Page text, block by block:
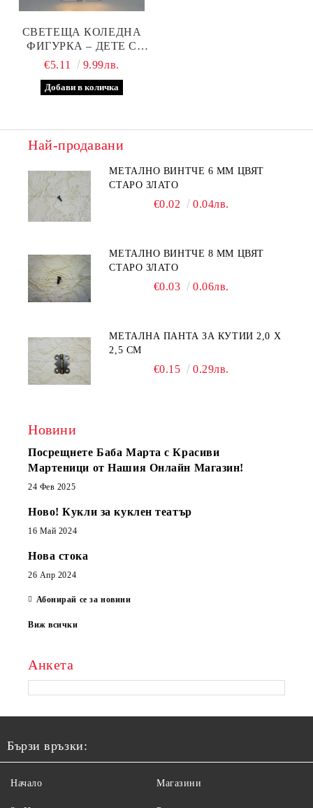
СВЕТЕЩА КОЛЕДНА
ФИГУРКА – ДЕТЕ С
ПОДАРЪК С LED
ДВЕ
€5.11 9.99лв.
Най-продавани
МЕТАЛНО ВИНТЧЕ 6 ММ ЦВЯТ
СТАРО ЗЛАТО
€0.02 0.04лв.
МЕТАЛНО ВИНТЧЕ 8 ММ ЦВЯТ
СТАРО ЗЛАТО
€0.03 0.06лв.
МЕТАЛНА ПАНТА ЗА КУТИИ 2,0 Х
2,5 СМ
€0.15 0.29лв.
Новини
Посрещнете Баба Марта с Красиви
Мартеници от Нашия Онлайн Магазин!
24 Фев 2025
Ново! Кукли за куклен театър
16 Май 2024
Нова стока
26 Апр 2024
Абонирай се за новини
Виж всички
Анкета
Бързи връзки:
Начало Магазини